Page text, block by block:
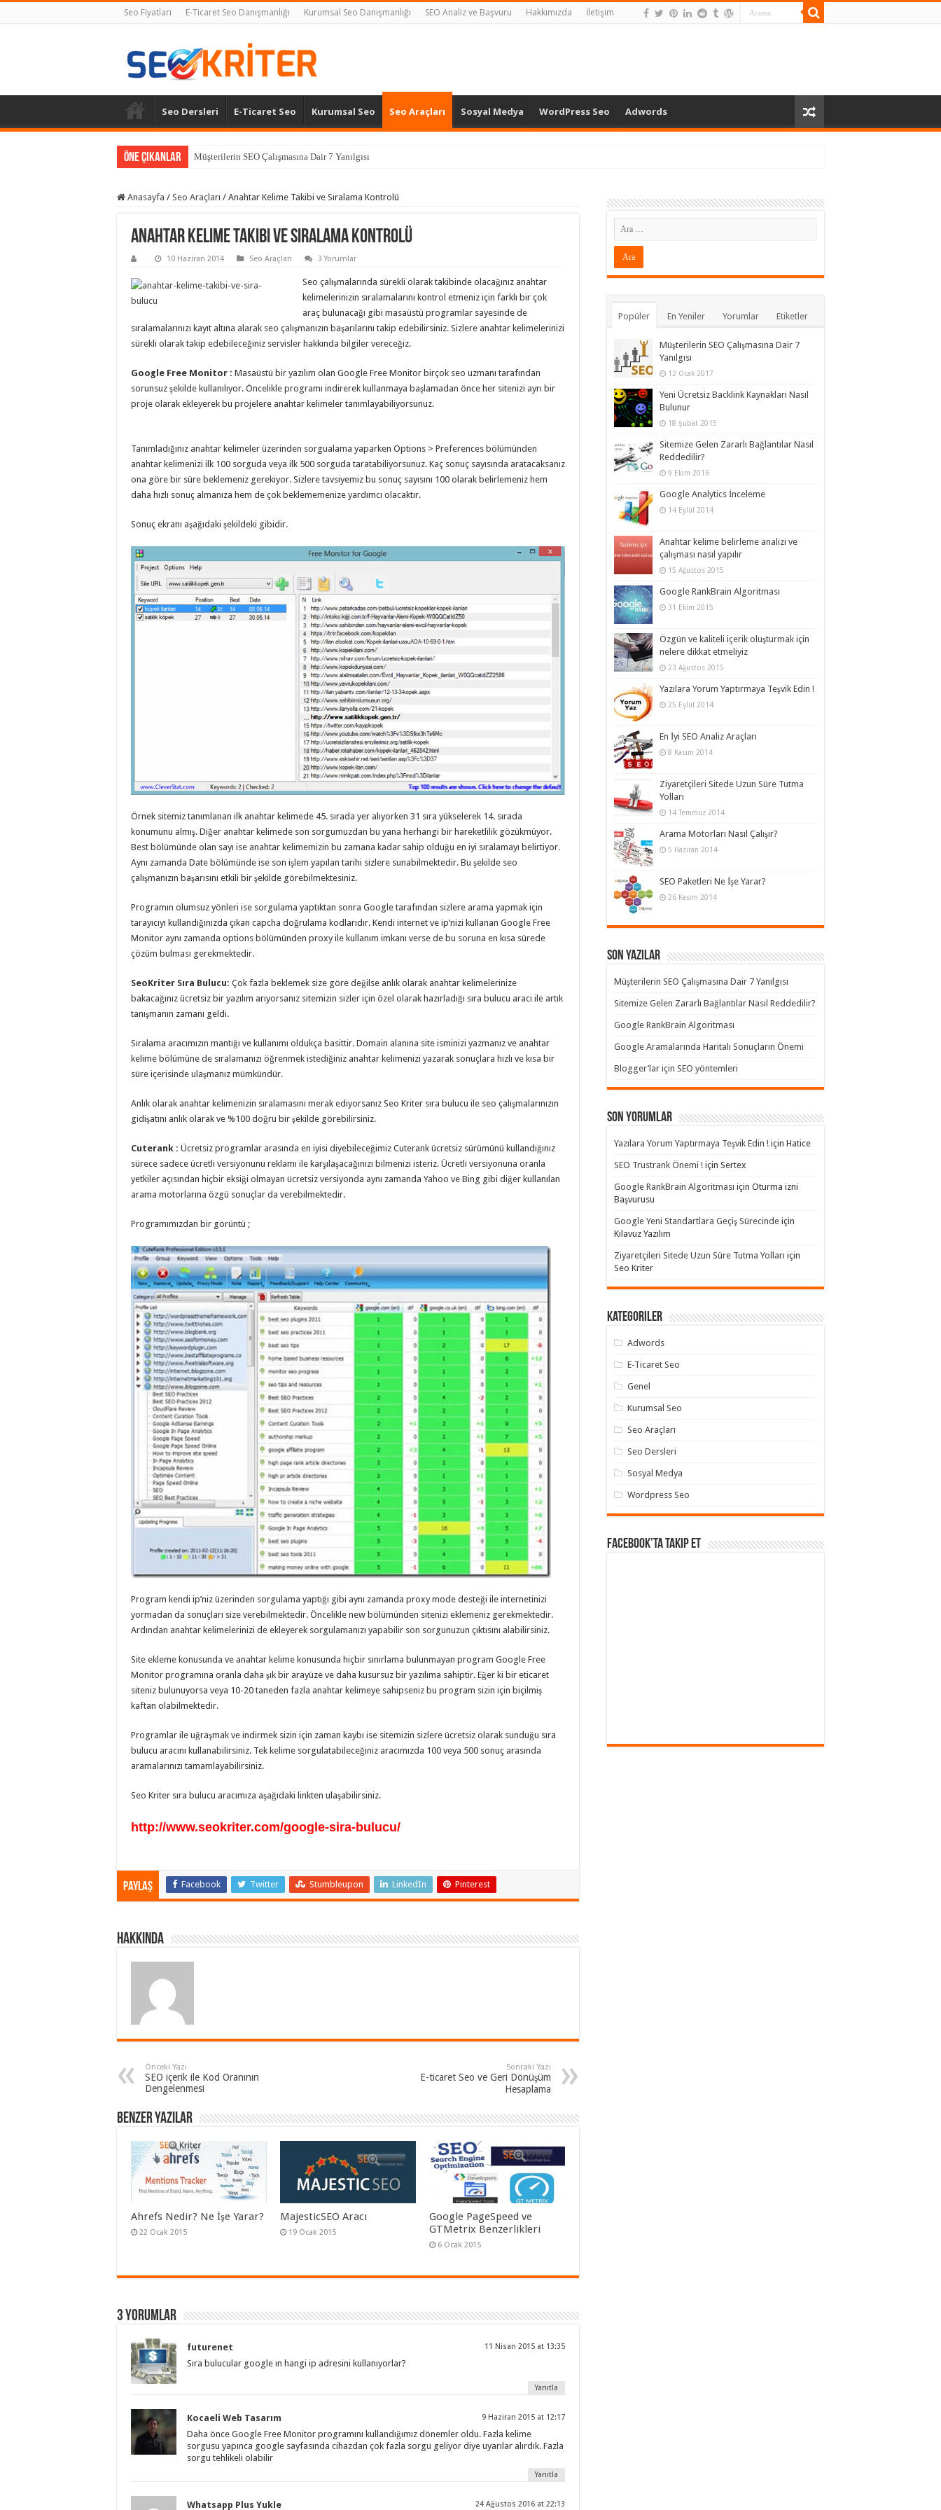
Seo Fiyatları E-Ticaret Seo Danışmanlığı Kurumsal Seo Danışmanlığı SEO Analiz ve Başvuru Hakkımızda İletişim
Seo Dersleri E-Ticaret Seo Kurumsal Seo Seo Araçları Sosyal Medya WordPress Seo Adwords
Öne Çıkanlar Müşterilerin SEO Çalışmasına Dair 7 Yanılgısı
Anasayfa / Seo Araçları / Anahtar Kelime Takibi ve Sıralama Kontrolü
Anahtar Kelime Takibi ve Sıralama Kontrolü
10 Haziran 2014 Seo Araçları 3 Yorumlar
Seo çalışmalarında sürekli olarak takibinde olacağınız anahtar
kelimelerinizin sıralamalarını kontrol etmeniz için farklı bir çok
araç bulunacağı gibi masaüstü programlar sayesinde de
sıralamalarınızı kayıt altına alarak seo çalışmanızın başarılarını takip edebilirsiniz. Sizlere anahtar kelimelerinizi
sürekli olarak takip edebileceğiniz servisler hakkında bilgiler vereceğiz.
Google Free Monitor : Masaüstü bir yazılım olan Google Free Monitor birçok seo uzmanı tarafından
sorunsuz şekilde kullanılıyor. Öncelikle programı indirerek kullanmaya başlamadan önce her sitenizi ayrı bir
proje olarak ekleyerek bu projelere anahtar kelimeler tanımlayabiliyorsunuz.
Tanımladığınız anahtar kelimeler üzerinden sorgualama yaparken Options > Preferences bölümünden
anahtar kelimenizi ilk 100 sorguda veya ilk 500 sorguda taratabiliyorsunuz. Kaç sonuç sayısında aratacaksanız
ona göre bir süre beklemeniz gerekiyor. Sizlere tavsiyemiz bu sonuç sayısını 100 olarak belirlemeniz hem
daha hızlı sonuç almanıza hem de çok beklememenize yardımcı olacaktır.
Sonuç ekranı aşağıdaki şekildeki gibidir.
Örnek sitemiz tanımlanan ilk anahtar kelimede 45. sırada yer alıyorken 31 sıra yükselerek 14. sırada
konumunu almış. Diğer anahtar kelimede son sorgumuzdan bu yana herhangi bir hareketlilik gözükmüyor.
Best bölümünde olan sayı ise anahtar kelimemizin bu zamana kadar sahip olduğu en iyi sıralamayı belirtiyor.
Aynı zamanda Date bölümünde ise son işlem yapılan tarihi sizlere sunabilmektedir. Bu şekilde seo
çalışmanızın başarısını etkili bir şekilde görebilmektesiniz.
Programın olumsuz yönleri ise sorgulama yaptıktan sonra Google tarafından sizlere arama yapmak için
tarayıcıyı kullandığınızda çıkan capcha doğrulama kodlarıdır. Kendi internet ve ip’nizi kullanan Google Free
Monitor aynı zamanda options bölümünden proxy ile kullanım imkanı verse de bu soruna en kısa sürede
çözüm bulması gerekmektedir.
SeoKriter Sıra Bulucu: Çok fazla beklemek size göre değilse anlık olarak anahtar kelimelerinize
bakacağınız ücretsiz bir yazılım arıyorsanız sitemizin sizler için özel olarak hazırladığı sıra bulucu aracı ile artık
tanışmanın zamanı geldi.
Sıralama aracımızın mantığı ve kullanımı oldukça basittir. Domain alanına site isminizi yazmanız ve anahtar
kelime bölümüne de sıralamanızı öğrenmek istediğiniz anahtar kelimenizi yazarak sonuçlara hızlı ve kısa bir
süre içerisinde ulaşmanız mümkündür.
Anlık olarak anahtar kelimenizin sıralamasını merak ediyorsanız Seo Kriter sıra bulucu ile seo çalışmalarınızın
gidişatını anlık olarak ve %100 doğru bir şekilde görebilirsiniz.
Cuterank : Ücretsiz programlar arasında en iyisi diyebileceğimiz Cuterank ücretsiz sürümünü kullandığınız
sürece sadece ücretli versiyonunu reklamı ile karşılaşacağınızı bilmenizi isteriz. Ücretli versiyonuna oranla
yetkiler açısından hiçbir eksiği olmayan ücretsiz versiyonda aynı zamanda Yahoo ve Bing gibi diğer kullanılan
arama motorlarına özgü sonuçlar da verebilmektedir.
Programımızdan bir görüntü ;
Program kendi ip’niz üzerinden sorgulama yaptığı gibi aynı zamanda proxy mode desteği ile internetinizi
yormadan da sonuçları size verebilmektedir. Öncelikle new bölümünden sitenizi eklemeniz gerekmektedir.
Ardından anahtar kelimelerinizi de ekleyerek sorgulamanızı yapabilir son sorgunuzun çıktısını alabilirsiniz.
Site ekleme konusunda ve anahtar kelime konusunda hiçbir sınırlama bulunmayan program Google Free
Monitor programına oranla daha şık bir arayüze ve daha kusursuz bir yazılıma sahiptir. Eğer ki bir eticaret
siteniz bulunuyorsa veya 10-20 taneden fazla anahtar kelimeye sahipseniz bu program sizin için biçilmiş
kaftan olabilmektedir.
Programlar ile uğraşmak ve indirmek sizin için zaman kaybı ise sitemizin sizlere ücretsiz olarak sunduğu sıra
bulucu aracını kullanabilirsiniz. Tek kelime sorgulatabileceğiniz aracımızda 100 veya 500 sonuç arasında
aramalarınızı tamamlayabilirsiniz.
Seo Kriter sıra bulucu aracımıza aşağıdaki linkten ulaşabilirsiniz.
http://www.seokriter.com/google-sira-bulucu/
Paylaş Facebook Twitter Stumbleupon LinkedIn Pinterest
Hakkında
Önceki Yazı
SEO içerik ile Kod Oranının
Dengelenmesi
Sonraki Yazı
E-ticaret Seo ve Geri Dönüşüm
Hesaplama
Benzer Yazılar
Ahrefs Nedir? Ne İşe Yarar?
22 Ocak 2015
MajesticSEO Aracı
19 Ocak 2015
Google PageSpeed ve
GTMetrix Benzerlikleri
6 Ocak 2015
3 Yorumlar
futurenet 11 Nisan 2015 at 13:35
Sıra bulucular google ın hangi ip adresini kullanıyorlar?
Yanıtla
Kocaeli Web Tasarım 9 Haziran 2015 at 12:17
Daha önce Google Free Monitor programını kullandığımız dönemler oldu. Fazla kelime
sorgusu yapınca google sayfasında cihazdan çok fazla sorgu geliyor diye uyarılar alırdık. Fazla
sorgu tehlikeli olabilir
Yanıtla
Whatsapp Plus Yukle 24 Ağustos 2016 at 22:13
Popüler En Yeniler Yorumlar Etiketler
Müşterilerin SEO Çalışmasına Dair 7
Yanılgısı
12 Ocak 2017
Yeni Ücretsiz Backlink Kaynakları Nasıl
Bulunur
18 Şubat 2015
Sitemize Gelen Zararlı Bağlantılar Nasıl
Reddedilir?
9 Ekim 2016
Google Analytics İnceleme
14 Eylül 2014
Anahtar kelime belirleme analizi ve
çalışması nasıl yapılır
15 Ağustos 2015
Google RankBrain Algoritması
31 Ekim 2015
Özgün ve kaliteli içerik oluşturmak için
nelere dikkat etmeliyiz
23 Ağustos 2015
Yazılara Yorum Yaptırmaya Teşvik Edin !
25 Eylül 2014
En İyi SEO Analiz Araçları
8 Kasım 2014
Ziyaretçileri Sitede Uzun Süre Tutma
Yolları
14 Temmuz 2014
Arama Motorları Nasıl Çalışır?
5 Haziran 2014
SEO Paketleri Ne İşe Yarar?
26 Kasım 2014
Son Yazılar
Müşterilerin SEO Çalışmasına Dair 7 Yanılgısı
Sitemize Gelen Zararlı Bağlantılar Nasıl Reddedilir?
Google RankBrain Algoritması
Google Aramalarında Haritalı Sonuçların Önemi
Blogger’lar için SEO yöntemleri
Son yorumlar
Yazılara Yorum Yaptırmaya Teşvik Edin ! için Hatice
SEO Trustrank Önemi ! için Sertex
Google RankBrain Algoritması için Oturma izni
Başvurusu
Google Yeni Standartlara Geçiş Sürecinde için
Kılavuz Yazılım
Ziyaretçileri Sitede Uzun Süre Tutma Yolları için
Seo Kriter
Kategoriler
Adwords
E-Ticaret Seo
Genel
Kurumsal Seo
Seo Araçları
Seo Dersleri
Sosyal Medya
Wordpress Seo
Facebook’ta takip et